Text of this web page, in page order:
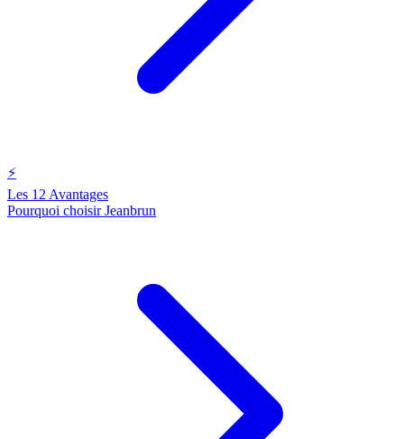
⚡
Les 12 Avantages
Pourquoi choisir Jeanbrun